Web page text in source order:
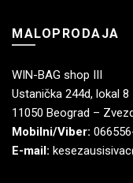
MALOPRODAJA
WIN-BAG shop III
Ustanička 244d, lokal 8
11050 Beograd –
Mobilni/Viber:
E-mail: